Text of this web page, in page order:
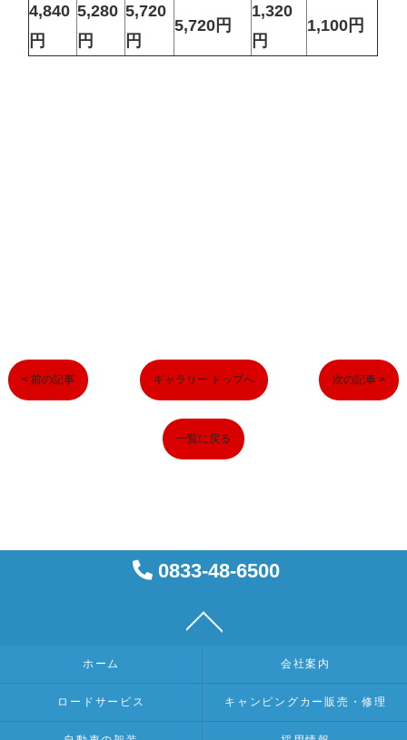
4,840
円
5,280
円
5,720
円
5,720円
1,320
円
1,100円
< 前の記事 ギャラリー トップへ 次の記事 >
一覧に戻る
0833-48-6500
ホーム 会社案内
ロードサービス キャンピングカー販売・修理